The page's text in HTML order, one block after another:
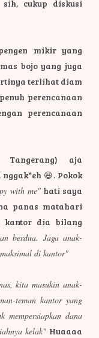
cukup diskusi
mikir yang
bojo yang juga
terlihat diam
perencanaan
perencanaan
Tangerang) aja
😆. Pokok
with me" hati saya
panas matahari
kantor dia bilang
berdua. Jaga anak-
di kantor"
kita masukin anak-
teman kantor yang
mempersiapkan dana
kelak" Huaaaa